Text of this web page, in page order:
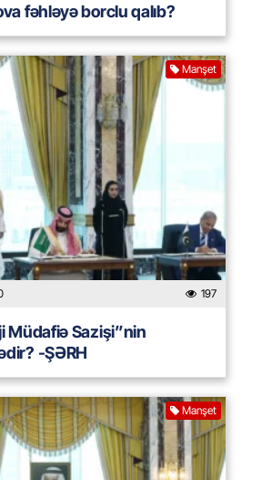
fəhləyə borclu qalıb?
Manşet
197
Müdafiə Sazişi”nin
-ŞƏRH
Manşet